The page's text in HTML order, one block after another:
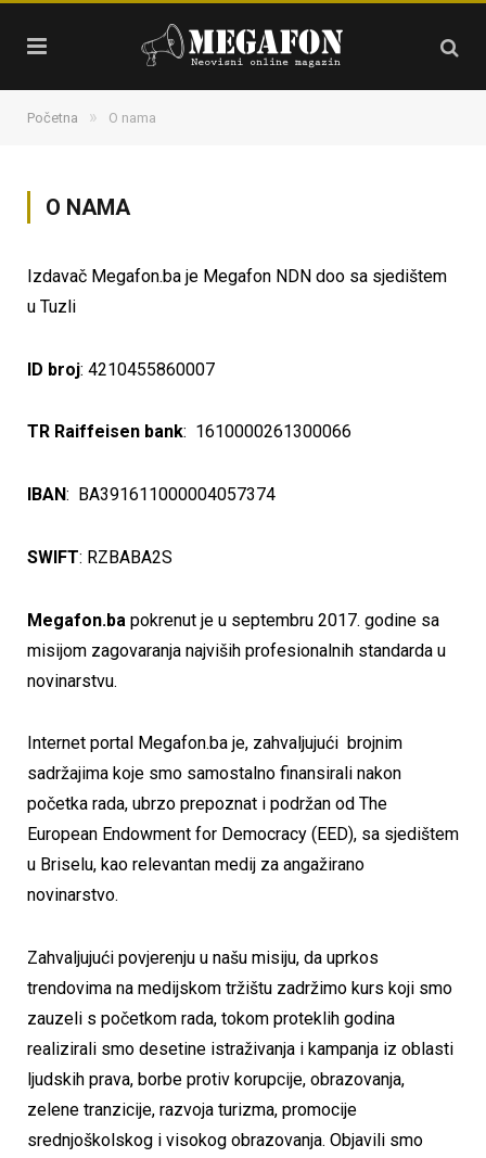
Početna » O nama
O NAMA
Izdavač Megafon.ba je Megafon NDN doo sa sjedištem
u Tuzli
ID broj: 4210455860007
TR Raiffeisen bank: 1610000261300066
IBAN: BA391611000004057374
SWIFT: RZBABA2S
Megafon.ba pokrenut je u septembru 2017. godine sa
misijom zagovaranja najviših profesionalnih standarda u
novinarstvu.
Internet portal Megafon.ba je, zahvaljujući brojnim
sadržajima koje smo samostalno finansirali nakon
početka rada, ubrzo prepoznat i podržan od The
European Endowment for Democracy (EED), sa sjedištem
u Briselu, kao relevantan medij za angažirano
novinarstvo.
Zahvaljujući povjerenju u našu misiju, da uprkos
trendovima na medijskom tržištu zadržimo kurs koji smo
zauzeli s početkom rada, tokom proteklih godina
realizirali smo desetine istraživanja i kampanja iz oblasti
ljudskih prava, borbe protiv korupcije, obrazovanja,
zelene tranzicije, razvoja turizma, promocije
srednjoškolskog i visokog obrazovanja. Objavili smo